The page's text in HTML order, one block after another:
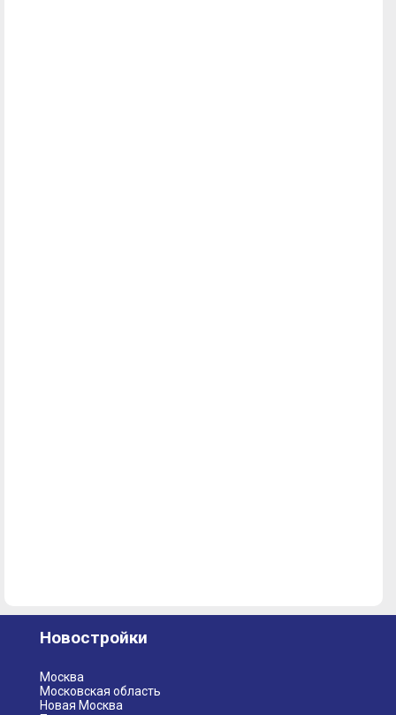
Новостройки
Москва
Московская область
Новая Москва